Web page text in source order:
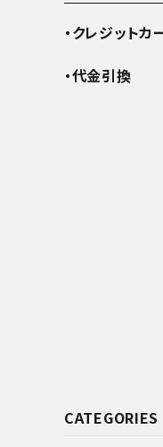
・クレジットカ
・代金引換
CATEGORIES